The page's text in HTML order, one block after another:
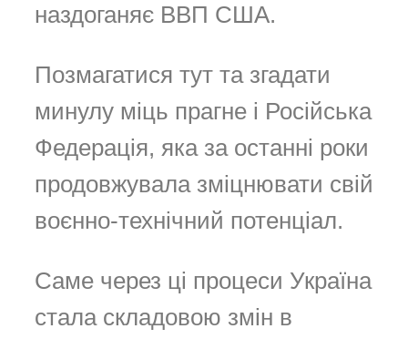
наздоганяє ВВП США.
Позмагатися тут та згадати
минулу міць прагне і Російська
Федерація, яка за останні роки
продовжувала зміцнювати свій
воєнно-технічний потенціал.
Саме через ці процеси Україна
стала складовою змін в